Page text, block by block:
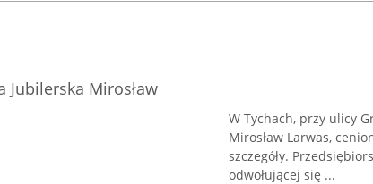
Jubilerska Mirosław
W Tychach, przy ulicy
Mirosław Larwas,
szczegóły.
odwołującej się ...